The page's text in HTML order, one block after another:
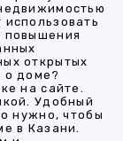
повышения
открытых
о доме?
на сайте.
Удобный
нужно, чтобы
в Казани.